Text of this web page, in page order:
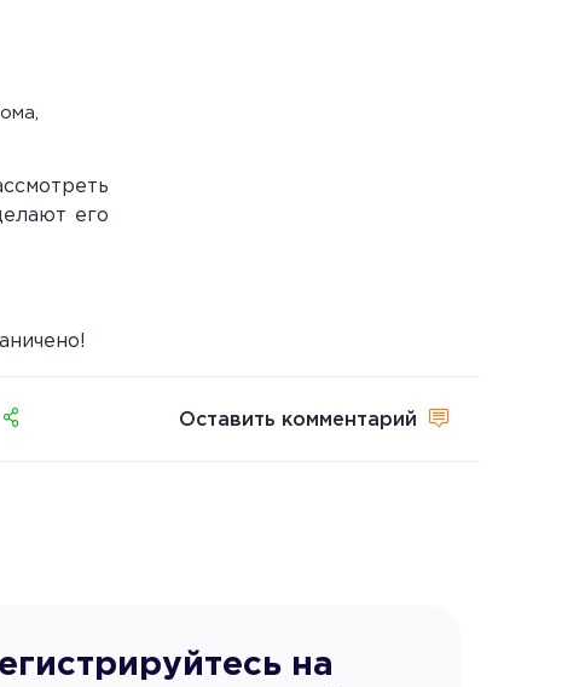
его
Оставить комментарий
на